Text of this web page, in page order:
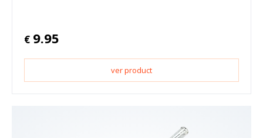
€ 9.95
ver product